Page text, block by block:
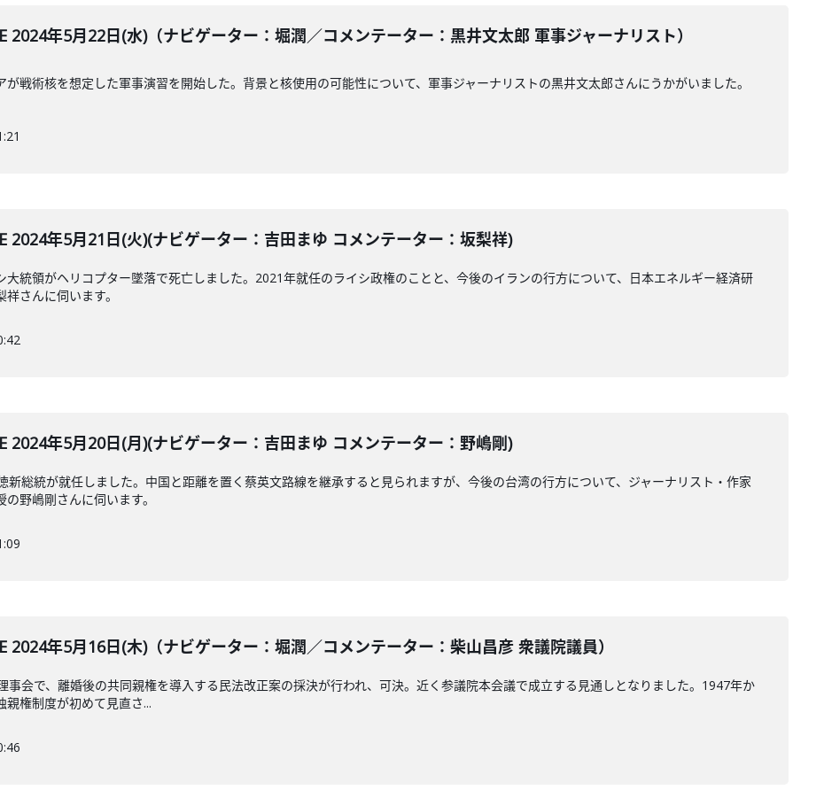
2024年5月22日(水)（ナビゲーター：堀潤／コメンテーター：黒井文太郎 軍事ジャーナリスト）
戦術核を想定した軍事演習を開始した。背景と核使用の可能性について、軍事ジャーナリストの黒井文太郎さんにうかがいました。
2024年5月21日(火)(ナビゲーター：吉田まゆ コメンテーター：坂梨祥)
大統領がヘリコプター墜落で死亡しました。2021年就任のライシ政権のことと、今後のイランの行方について、日本エネルギー経済研
さんに伺います。
2024年5月20日(月)(ナビゲーター：吉田まゆ コメンテーター：野嶋剛)
新総統が就任しました。中国と距離を置く蔡英文路線を継承すると見られますが、今後の台湾の行方について、ジャーナリスト・作家
野嶋剛さんに伺います。
2024年5月16日(木)（ナビゲーター：堀潤／コメンテーター：柴山昌彦 衆議院議員）
事会で、離婚後の共同親権を導入する民法改正案の採決が行われ、可決。近く参議院本会議で成立する見通しとなりました。1947年か
親権制度が初めて見直さ...